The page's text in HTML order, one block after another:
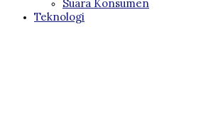
Suara Konsumen
Teknologi